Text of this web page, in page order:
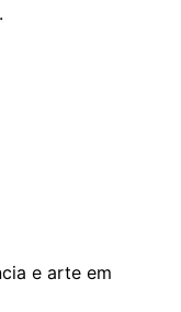
e arte em